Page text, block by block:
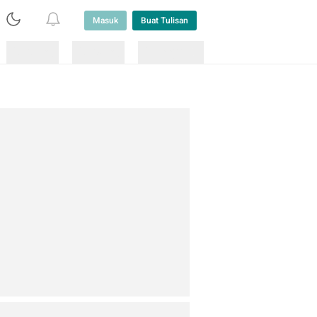
Masuk Buat Tulisan